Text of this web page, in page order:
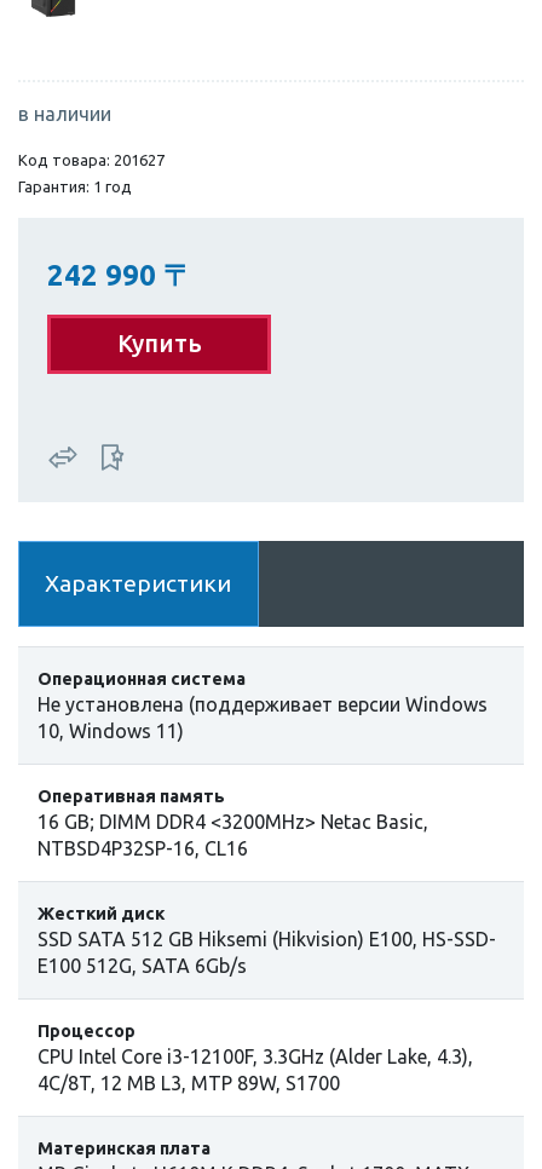
в наличии
Код товара: 201627
Гарантия: 1 год
242 990 〒
Купить
Характеристики
Операционная система
Не установлена (поддерживает версии Windows
10, Windows 11)
Оперативная память
16 GB; DIMM DDR4 <3200MHz> Netac Basic,
NTBSD4P32SP-16, CL16
Жесткий диск
SSD SATA 512 GB Hiksemi (Hikvision) E100, HS-SSD-
E100 512G, SATA 6Gb/s
Процессор
СPU Intel Сore i3-12100F, 3.3GHz (Alder Lake, 4.3),
4C/8T, 12 MB L3, MTP 89W, S1700
Материнская плата